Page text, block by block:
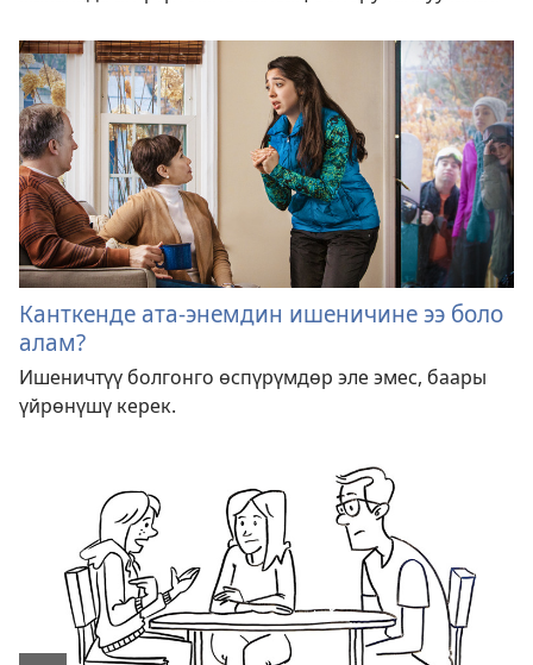
Канткенде ата-энемдин ишеничине ээ боло
алам?
Ишеничтүү болгонго өспүрүмдөр эле эмес, баары
үйрөнүшү керек.